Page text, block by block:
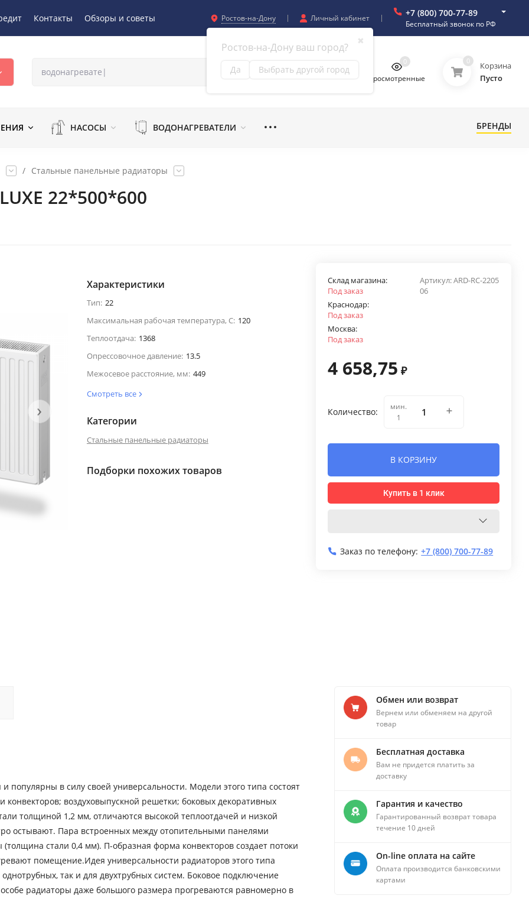
Контакты Обзоры и советы Ростов-на-Дону
✖
Ростов-на-Дону ваш город?
Да Выбрать другой город
Личный кабинет +7 (800) 700-77-89
Бесплатный звонок по РФ
Просмотренные
0 0
Корзина
Пусто
НАСОСЫ ВОДОНАГРЕВАТЕЛИ БРЕНДЫ
/ Стальные панельные радиаторы
22*500*600
›
Характеристики
Тип: 22
Максимальная рабочая температура, С: 120
Теплоотдача: 1368
Опрессовочное давление: 13.5
Межосевое расстояние, мм: 449
Смотреть все
Категории
Стальные панельные радиаторы
Подборки похожих товаров
Артикул:ARD-RС-2205
06
Склад магазина:
Под заказ
Краснодар:
Под заказ
Москва:
Под заказ
4 658,75 ₽
Количество:
мин.
1
В КОРЗИНУ
Купить в 1 клик
Заказ по телефону: +7 (800) 700-77-89
в силу своей универсальности. Модели этого типа состоят
воздуховыпускной решетки; боковых декоративных
толщиной 1,2 мм, отличаются высокой теплоотдачей и низкой
остывают. Пара встроенных между отопительными панелями
стали 0,4 мм). П-образная форма конвекторов создает потоки
помещение.Идея универсальности радиаторов этого типа
так и для двухтрубных систем. Боковое подключение
радиаторы даже большого размера прогреваются равномерно в
Обмен или возврат
Вернем или обменяем на другой
товар
Бесплатная доставка
Вам не придется платить за
доставку
Гарантия и качество
Гарантированный возврат товара
течение 10 дней
On-line оплата на сайте
Оплата производится банковскими
картами